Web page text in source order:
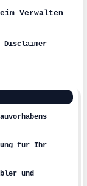
Verwalten
Disclaimer
für Ihr
und